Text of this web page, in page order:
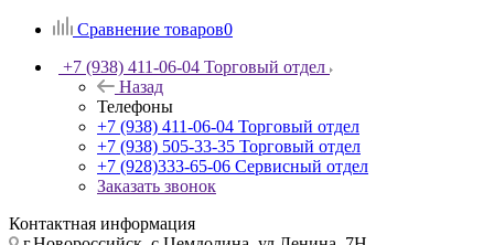
Сравнение товаров0
+7 (938) 411-06-04 Торговый отдел
Назад
Телефоны
+7 (938) 411-06-04 Торговый отдел
+7 (938) 505-33-35 Торговый отдел
+7 (928)333-65-06 Сервисный отдел
Заказать звонок
Контактная информация